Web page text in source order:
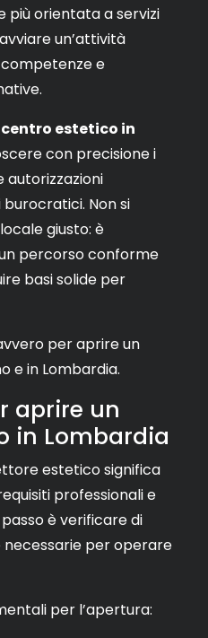
più orientata a servizi
un’attività
e
estetico in
con precisione i
autorizzazioni
Non si
giusto: è
percorso conforme
basi solide per
per aprire un
e in Lombardia.
aprire un
in Lombardia
estetico significa
professionali e
è verificare di
necessarie per operare
per l’apertura: